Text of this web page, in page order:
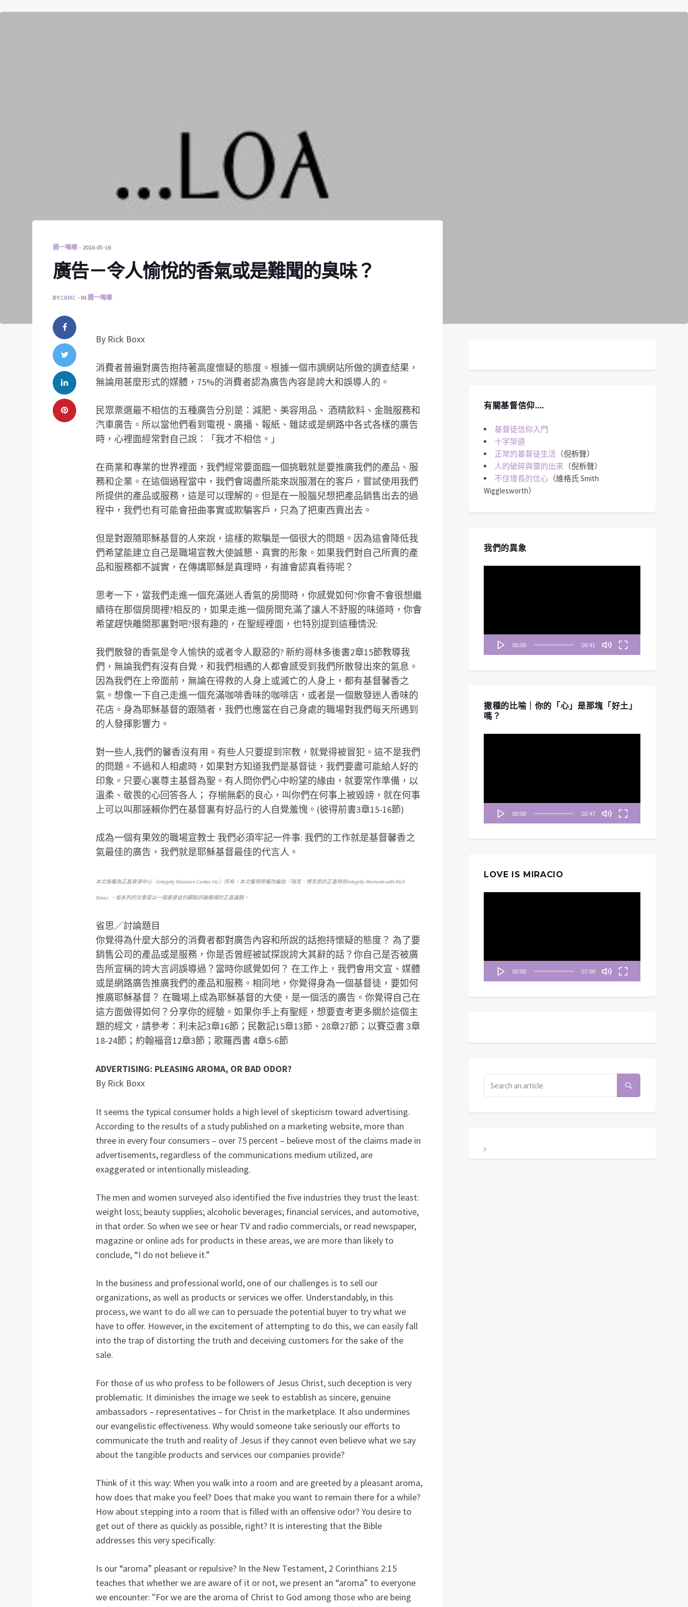
週一嗎哪 2016-05-16
廣告－令人愉悅的香氣或是難聞的臭味？
BYCBMC IN 週一嗎哪
By Rick Boxx
消費者普遍對廣告抱持著高度懷疑的態度。根據一個市調網站所做的調查結果，
無論用甚麼形式的媒體，75%的消費者認為廣告內容是誇大和誤導人的。
民眾票選最不相信的五種廣告分別是：減肥、美容用品、 酒精飲料、金融服務和
汽車廣告。所以當他們看到電視、廣播、報紙、雜誌或是網路中各式各樣的廣告
時，心裡面經常對自己說：「我才不相信。」
在商業和專業的世界裡面，我們經常要面臨一個挑戰就是要推廣我們的產品、服
務和企業。在這個過程當中，我們會竭盡所能來說服潛在的客戶，嘗試使用我們
所提供的產品或服務，這是可以理解的。但是在一股腦兒想把產品銷售出去的過
程中，我們也有可能會扭曲事實或欺騙客戶，只為了把東西賣出去。
但是對跟隨耶穌基督的人來說，這樣的欺騙是一個很大的問題。因為這會降低我
們希望能建立自己是職場宣教大使誠懇、真實的形象。如果我們對自己所賣的產
品和服務都不誠實，在傳講耶穌是真理時，有誰會認真看待呢？
思考一下，當我們走進一個充滿迷人香氣的房間時，你感覺如何?你會不會很想繼
續待在那個房間裡?相反的，如果走進一個房間充滿了讓人不舒服的味道時，你會
希望趕快離開那裏對吧?很有趣的，在聖經裡面，也特別提到這種情況:
我們散發的香氣是令人愉快的或者令人厭惡的? 新約哥林多後書2章15節教導我
們，無論我們有沒有自覺，和我們相遇的人都會感受到我們所散發出來的氣息。
因為我們在上帝面前，無論在得救的人身上或滅亡的人身上，都有基督馨香之
氣。想像一下自己走進一個充滿咖啡香味的咖啡店，或者是一個散發迷人香味的
花店。身為耶穌基督的跟隨者，我們也應當在自己身處的職場對我們每天所遇到
的人發揮影響力。
對一些人,我們的馨香沒有用。有些人只要提到宗教，就覺得被冒犯。這不是我們
的問題。不過和人相處時，如果對方知道我們是基督徒，我們要盡可能給人好的
印象。只要心裏尊主基督為聖。有人問你們心中盼望的緣由，就要常作準備，以
溫柔、敬畏的心回答各人； 存椾無虧的良心，叫你們在何事上被毀謗，就在何事
上可以叫那誣賴你們在基督裏有好品行的人自覺羞愧。(彼得前書3章15-16節)
成為一個有果效的職場宣教士 我們必須牢記一件事: 我們的工作就是基督馨香之
氣最佳的廣告，我們就是耶穌基督最佳的代言人。
本文版權為正直資源中心（Integrity Resource Center, Inc.）所有。本文獲得授權改編自「瑞克．博克思的正直時刻Integrity Moments with Rich
Boxx」。這系列的文章是以一個基督徒的觀點評論職場的正直議題。
省思／討論題目
你覺得為什麼大部分的消費者都對廣告內容和所說的話抱持懷疑的態度？ 為了要
銷售公司的產品或是服務，你是否曾經被試探說誇大其辭的話？你自己是否被廣
告所宣稱的誇大言詞誤導過？當時你感覺如何？ 在工作上，我們會用文宣、媒體
或是網路廣告推廣我們的產品和服務。相同地，你覺得身為一個基督徒，要如何
推廣耶穌基督？ 在職場上成為耶穌基督的大使，是一個活的廣告。你覺得自己在
這方面做得如何？分享你的經驗。 如果你手上有聖經，想要查考更多關於這個主
題的經文，請參考：利未記3章16節；民數記15章13節、28章27節；以賽亞書 3章
18-24節；約翰福音12章3節；歌羅西書 4章5-6節
ADVERTISING: PLEASING AROMA, OR BAD ODOR?
By Rick Boxx
It seems the typical consumer holds a high level of skepticism toward advertising.
According to the results of a study published on a marketing website, more than
three in every four consumers – over 75 percent – believe most of the claims made in
advertisements, regardless of the communications medium utilized, are
exaggerated or intentionally misleading.
The men and women surveyed also identified the five industries they trust the least:
weight loss; beauty supplies; alcoholic beverages; financial services, and automotive,
in that order. So when we see or hear TV and radio commercials, or read newspaper,
magazine or online ads for products in these areas, we are more than likely to
conclude, “I do not believe it.”
In the business and professional world, one of our challenges is to sell our
organizations, as well as products or services we offer. Understandably, in this
process, we want to do all we can to persuade the potential buyer to try what we
have to offer. However, in the excitement of attempting to do this, we can easily fall
into the trap of distorting the truth and deceiving customers for the sake of the
sale.
For those of us who profess to be followers of Jesus Christ, such deception is very
problematic. It diminishes the image we seek to establish as sincere, genuine
ambassadors – representatives – for Christ in the marketplace. It also undermines
our evangelistic effectiveness. Why would someone take seriously our efforts to
communicate the truth and reality of Jesus if they cannot even believe what we say
about the tangible products and services our companies provide?
Think of it this way: When you walk into a room and are greeted by a pleasant aroma,
how does that make you feel? Does that make you want to remain there for a while?
How about stepping into a room that is filled with an offensive odor? You desire to
get out of there as quickly as possible, right? It is interesting that the Bible
addresses this very specifically:
Is our “aroma” pleasant or repulsive? In the New Testament, 2 Corinthians 2:15
teaches that whether we are aware of it or not, we present an “aroma” to everyone
we encounter: "For we are the aroma of Christ to God among those who are being
有關基督信仰….
基督徒信仰入門
十字架道
正常的基督徒生活 （倪柝聲）
人的破碎與靈的出來 （倪柝聲）
不住增長的信心 （維格氏 Smith
Wigglesworth）
我們的異象
00:00 00:41
撒種的比喻｜你的「心」是那塊「好土」
嗎？
00:00 02:47
LOVE IS MIRACIO
00:00 07:00